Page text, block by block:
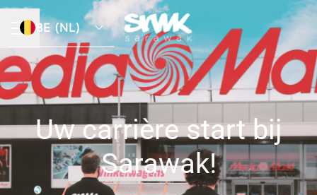
CARRIÈREMENU
BE (NL)
Uw carrière start bij
Sarawak!